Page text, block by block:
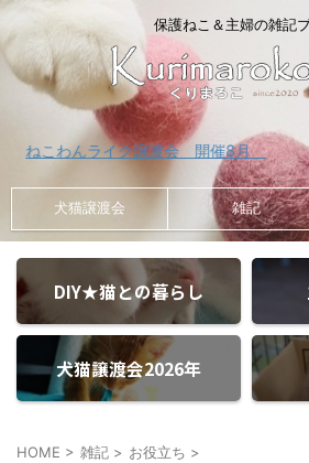
保護ねこ＆主婦の雑記
んライク譲渡会 開催8月
犬猫譲渡会 雑記
DIY★猫との暮らし
犬猫譲渡会2026年
HOME > 雑記 > お役立ち >